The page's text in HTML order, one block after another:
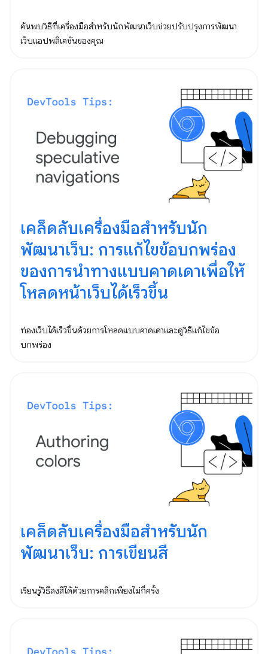
ค้นพบวิธีที่เครื่องมือสำหรับนักพัฒนาเว็บช่วยปรับปรุงการพัฒนา
เว็บแอปพลิเคชันของคุณ
เคล็ดลับเครื่องมือสำหรับนัก
พัฒนาเว็บ: การแก้ไขข้อบกพร่อง
ของการนำทางแบบคาดเดาเพื่อให้
โหลดหน้าเว็บได้เร็วขึ้น
ท่องเว็บได้เร็วขึ้นด้วยการโหลดแบบคาดเดาและดูวิธีแก้ไขข้อ
บกพร่อง
เคล็ดลับเครื่องมือสำหรับนัก
พัฒนาเว็บ: การเขียนสี
เรียนรู้วิธีลงสีได้ด้วยการคลิกเพียงไม่กี่ครั้ง